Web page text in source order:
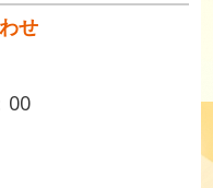
せ
00